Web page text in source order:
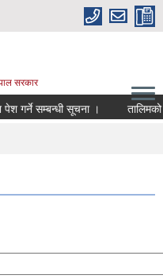
सरकार
गर्ने सम्बन्धी सूचना ।